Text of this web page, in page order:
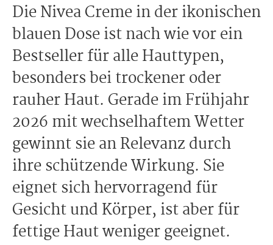
Die Nivea Creme in der ikonischen
blauen Dose ist nach wie vor ein
Bestseller für alle Hauttypen,
besonders bei trockener oder
rauher Haut. Gerade im Frühjahr
2026 mit wechselhaftem Wetter
gewinnt sie an Relevanz durch
ihre schützende Wirkung. Sie
eignet sich hervorragend für
Gesicht und Körper, ist aber für
fettige Haut weniger geeignet.